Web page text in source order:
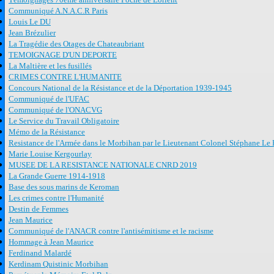
Communiqué A.N.A.C.R Paris
Louis Le DU
Jean Brézulier
La Tragédie des Otages de Chateaubriant
TEMOIGNAGE D'UN DEPORTE
La Maltière et les fusillés
CRIMES CONTRE L'HUMANITE
Concours National de la Résistance et de la Déportation 1939-1945
Communiqué de l'UFAC
Communiqué de l'ONACVG
Le Service du Travail Obligatoire
Mémo de la Résistance
Resistance de l'Armée dans le Morbihan par le Lieutenant Colonel Stéphane Le
Marie Louise Kergourlay
MUSEE DE LA RESISTANCE NATIONALE CNRD 2019
La Grande Guerre 1914-1918
Base des sous marins de Keroman
Les crimes contre l'Humanité
Destin de Femmes
Jean Maurice
Communiqué de l'ANACR contre l'antisémitisme et le racisme
Hommage à Jean Maurice
Ferdinand Malardé
Kerdinam Quistinic Morbihan